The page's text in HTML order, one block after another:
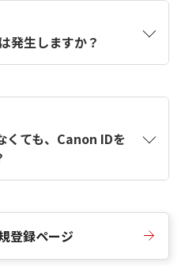
得します。アカウントを
に、この情報を使用して
ムを入力します。
発生しますか？
くても、Canon IDを
登録ページ